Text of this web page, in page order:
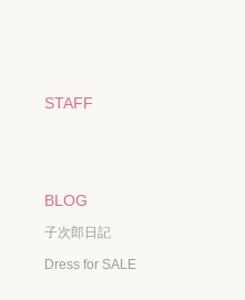
STAFF
BLOG
子次郎日記
Dress for SALE